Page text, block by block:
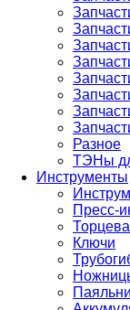
Разное
ТЭНы
Инструменты
Пресс-
Ключи